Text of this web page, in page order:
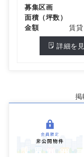
募集区画
面積（坪数）
金額
賃
詳細を
掲